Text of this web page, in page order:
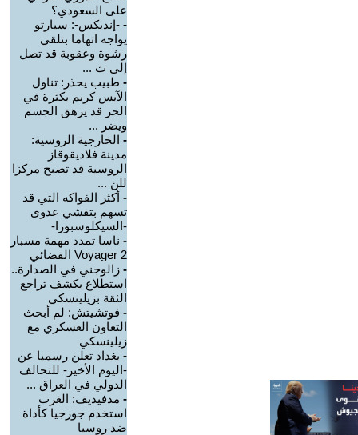
على السعودي؟
- -إنديكس-: سيارتو
يواجه اتهاما بتلقي
رشوة وعقوبة قد تصل
إلى ث ...
- طبيب يحذر: تناول
الآيس كريم بكثرة في
الحر قد يرهق الجسم
ويضر ...
- الخارجية الروسية:
مدينة فلاديقوقاز
الروسية قد تصبح مركزا
للن ...
- أكثر الفواكه التي قد
تسهم بتفشي عدوى
-السيكلوسبورا-
- ناسا تمدد مهمة مسبار
Voyager 2 الفضائي
- زالوجني في الصدارة..
استطلاع يكشف تراجع
الثقة بزيلينسكي
- فوتشيتش: لم أبحث
التعاون العسكري مع
زيلينسكي
- بغداد تعلن رسميا عن
-اليوم الأخير- للتحالف
الدولي في العراق ...
- مدفيديف: الغرب
استخدم جورجيا كأداة
ضد روسيا